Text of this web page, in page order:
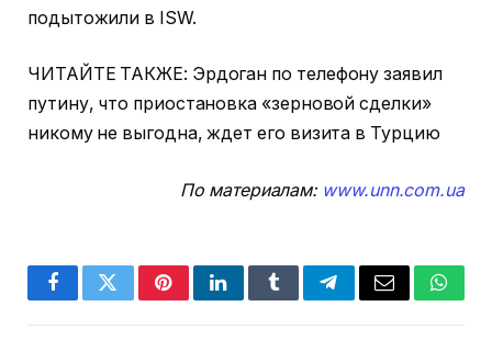
подытожили в ISW.
ЧИТАЙТЕ ТАКЖЕ: Эрдоган по телефону заявил
путину, что приостановка «зерновой сделки»
никому не выгодна, ждет его визита в Турцию
По материалам: www.unn.com.ua
FacebookTwitterPinterestLinkedInTumblrTelegramEmail